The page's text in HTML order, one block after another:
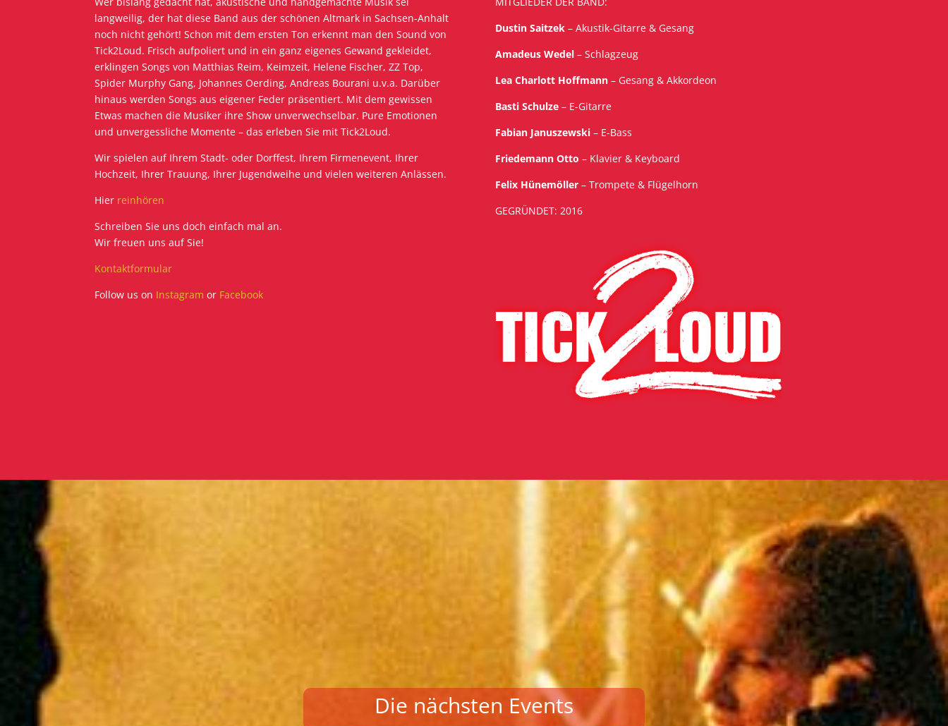
langweilig, der hat diese Band aus der schönen Altmark in Sachsen-Anhalt
noch nicht gehört! Schon mit dem ersten Ton erkennt man den Sound von
Tick2Loud. Frisch aufpoliert und in ein ganz eigenes Gewand gekleidet,
erklingen Songs von Matthias Reim, Keimzeit, Helene Fischer, ZZ Top,
Spider Murphy Gang, Johannes Oerding, Andreas Bourani u.v.a. Darüber
hinaus werden Songs aus eigener Feder präsentiert. Mit dem gewissen
Etwas machen die Musiker ihre Show unverwechselbar. Pure Emotionen
und unvergessliche Momente – das erleben Sie mit Tick2Loud.
Wir spielen auf Ihrem Stadt- oder Dorffest, Ihrem Firmenevent, Ihrer
Hochzeit, Ihrer Trauung, Ihrer Jugendweihe und vielen weiteren Anlässen.
Hier reinhören
Schreiben Sie uns doch einfach mal an.
Wir freuen uns auf Sie!
Kontaktformular
Follow us on Instagramor Facebook
Dustin Saitzek– Akustik-Gitarre & Gesang
Amadeus Wedel– Schlagzeug
Lea Charlott Hoffmann– Gesang & Akkordeon
Basti Schulze– E-Gitarre
Fabian Januszewski– E-Bass
Friedemann Otto – Klavier & Keyboard
Felix Hünemöller– Trompete & Flügelhorn
GEGRÜNDET: 2016
Die nächsten Events